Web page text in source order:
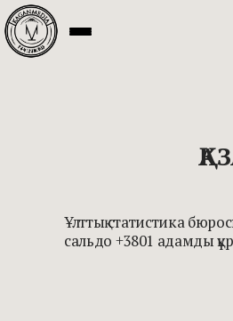
Ұлттық статистика
сальдо +3801 адамды